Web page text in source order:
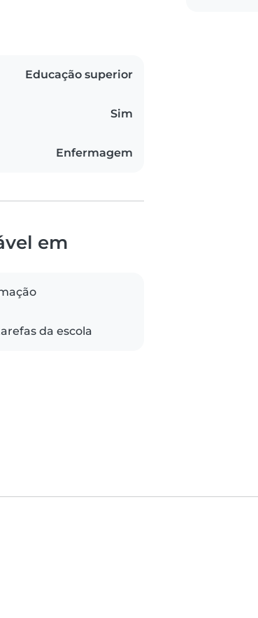
Educação superior
Sim
Enfermagem
em
da escola